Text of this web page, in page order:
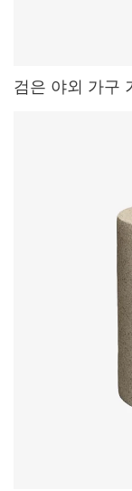
검은 야외 가구